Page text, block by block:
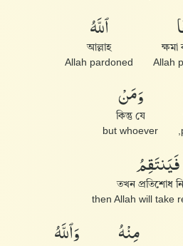
ক্ষমা
Allah
ٱللَّهُ
আল্লাহ
Allah pardoned
وَمَنْ
কিন্তু যে
but whoever
فَيَنتَقِمُ
তখন প্রতিশোধ
then Allah will take
مِنْهُ وَٱللَّهُ